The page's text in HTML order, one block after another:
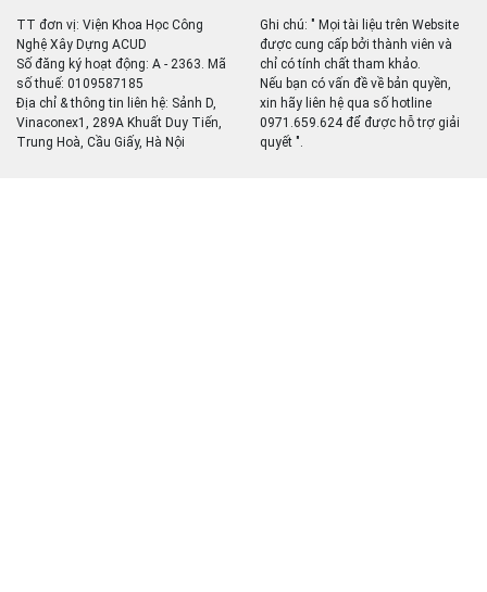
TT đơn vị: Viện Khoa Học Công
Nghệ Xây Dựng ACUD
Số đăng ký hoạt động: A - 2363. Mã
số thuế: 0109587185
Địa chỉ & thông tin liên hệ: Sảnh D,
Vinaconex1, 289A Khuất Duy Tiến,
Trung Hoà, Cầu Giấy, Hà Nội
Ghi chú: " Mọi tài liệu trên Website
được cung cấp bởi thành viên và
chỉ có tính chất tham khảo.
Nếu bạn có vấn đề về bản quyền,
xin hãy liên hệ qua số hotline
0971.659.624 để được hỗ trợ giải
quyết ".